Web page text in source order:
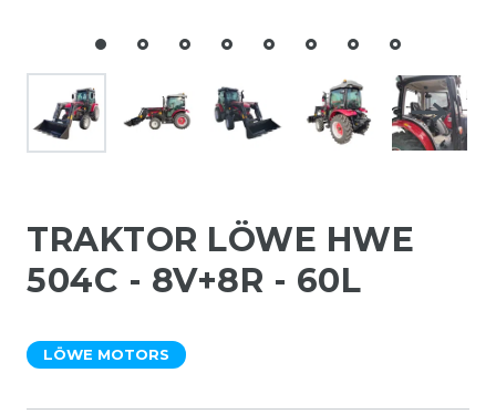
TRAKTOR LÖWE HWE
504C - 8V+8R - 60L
LÖWE MOTORS